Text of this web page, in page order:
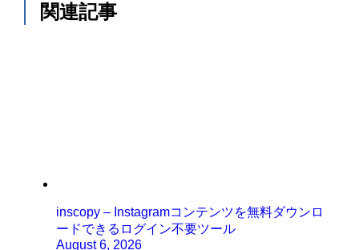
関連記事
inscopy – Instagramコンテンツを無料ダウンロ
ードできるログイン不要ツール
August 6, 2026